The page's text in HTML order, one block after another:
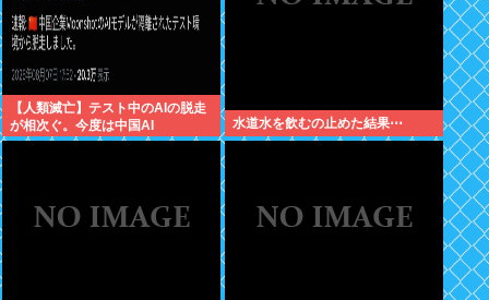
【人類滅亡】テスト中のAIの脱走
が相次ぐ。今度は中国AI
水道水を飲むの止めた結果⋯